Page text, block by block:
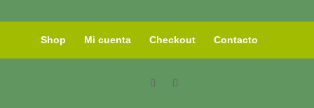
Shop Mi cuenta Checkout Contacto